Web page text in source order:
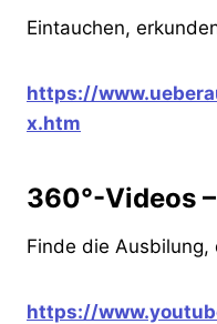
Eintauchen,
https://
x.htm
360°-Videos
Finde die Ausbilung,
https://